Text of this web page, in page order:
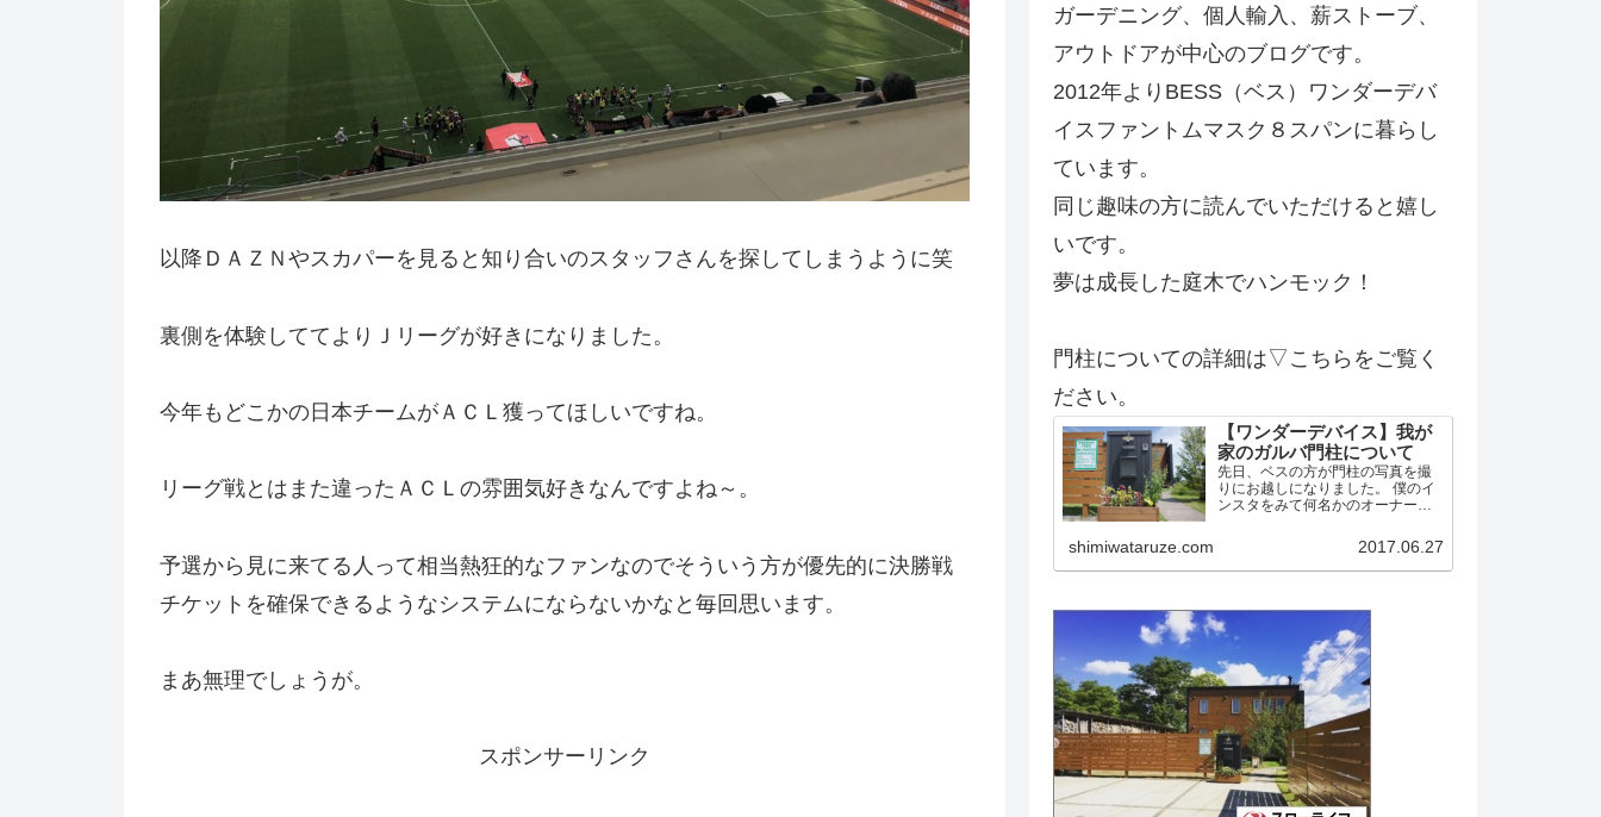
以降ＤＡＺＮやスカパーを見ると知り合いのスタッフさんを探してしまうように笑
裏側を体験しててよりＪリーグが好きになりました。
今年もどこかの日本チームがＡＣＬ獲ってほしいですね。
リーグ戦とはまた違ったＡＣＬの雰囲気好きなんですよね～。
予選から見に来てる人って相当熱狂的なファンなのでそういう方が優先的に決勝戦
チケットを確保できるようなシステムにならないかなと毎回思います。
まあ無理でしょうが。
スポンサーリンク
ガーデニング、個人輸入、薪ストーブ、
アウトドアが中心のブログです。
2012年よりBESS（ベス）ワンダーデバ
イスファントムマスク８スパンに暮らし
ています。
同じ趣味の方に読んでいただけると嬉し
いです。
夢は成長した庭木でハンモック！
門柱についての詳細は▽こちらをご覧く
ださい。
【ワンダーデバイス】我が
家のガルバ門柱について
先日、ベスの方が門柱の写真を撮
りにお越しになりました。 僕のイ
ンスタをみて何名かのオーナー候
たようです。 そこで今後の方のた
めに我家の門柱について詳細を記
載しておこうかと思います。 作り
shimiwataruze.com 2017.06.27